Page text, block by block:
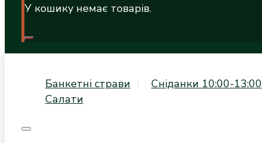
У кошику немає товарів.
Банкетні страви Сніданки 10:00-13:00
Салати